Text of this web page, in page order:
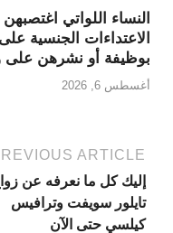
النساء اللواتي
الاعتداءات الجنسية
بوظيفة أو نشرهن على
أغسطس 6, 2026
ARTICLE
إليك كل ما نعرفه عن
تايلور سويفت وترافيس
كيلسي حتى الآن